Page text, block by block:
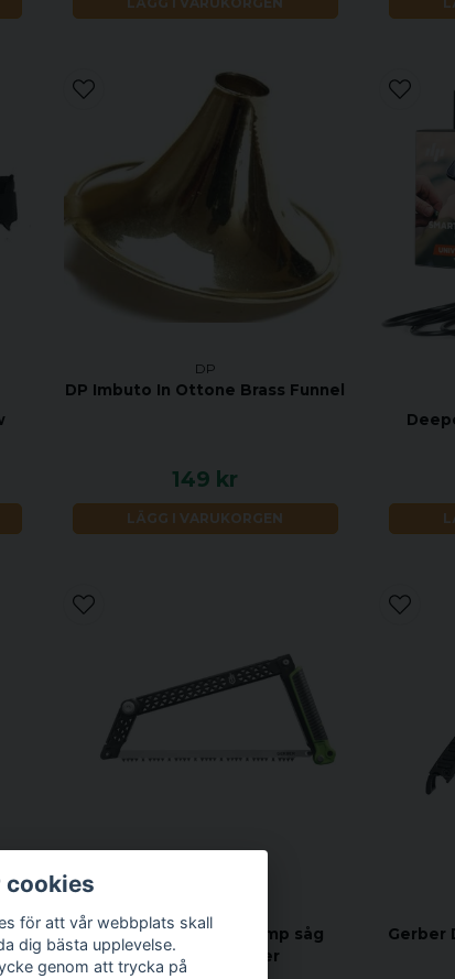
DP
DP Imbuto In Ottone Brass Funnel
149 kr
LÄGG I VARUKORGEN
GERBER
Gerber Freescape Camp såg
ihopfällbar Blister
Gerber
cookies
för att vår webbplats skall
dig bästa upplevelse.
genom att trycka på